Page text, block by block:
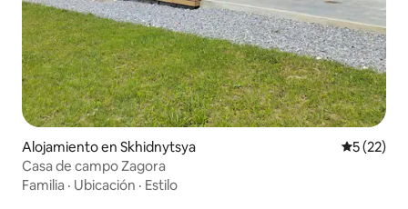
Alojamiento en Skhidnytsya
5 (22)
Casa de campo Zagora
Familia · Ubicación · Estilo